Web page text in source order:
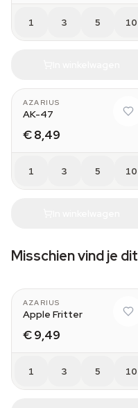
1 3 5 10
AZARIUS
AK-47
€ 8,49
1 3 5 10
Misschien vind je
AZARIUS
Apple Fritter
€ 9,49
1 3 5 10